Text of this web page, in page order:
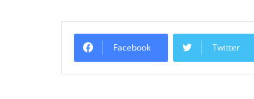
Facebook Twitter